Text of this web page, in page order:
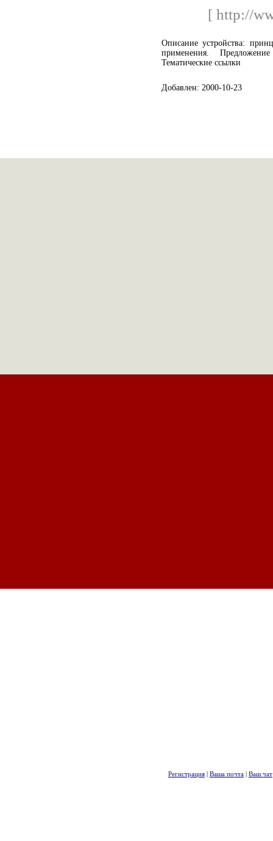
[ http://
Описание устройства:
применения.
Тематические ссылки
Добавлен: 2000-10-23
Регистрация | Ваша почта | Ваш чат